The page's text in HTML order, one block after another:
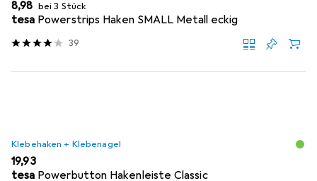
EUR
8,98 bei 3 Stück
tesa Powerstrips Haken SMALL Metall eckig
39
Klebehaken + Klebenagel
EUR
19,93
tesa Powerbutton Hakenleiste Classic